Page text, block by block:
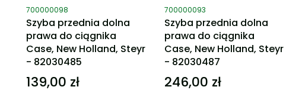
Kod produktu
700000098
Szyba przednia dolna
prawa do ciągnika
Case, New Holland, Steyr
- 82030485
Cena
139,00 zł
Kod produktu
700000093
Szyba przednia dolna
prawa do ciągnika
Case, New Holland, Steyr
- 82030487
Cena
246,00 zł